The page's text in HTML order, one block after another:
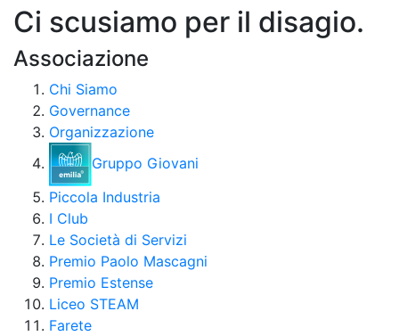
Ci scusiamo per il disagio.
Associazione
Chi Siamo
Governance
Organizzazione
Gruppo Giovani
Piccola Industria
I Club
Le Società di Servizi
Premio Paolo Mascagni
Premio Estense
Liceo STEAM
Farete